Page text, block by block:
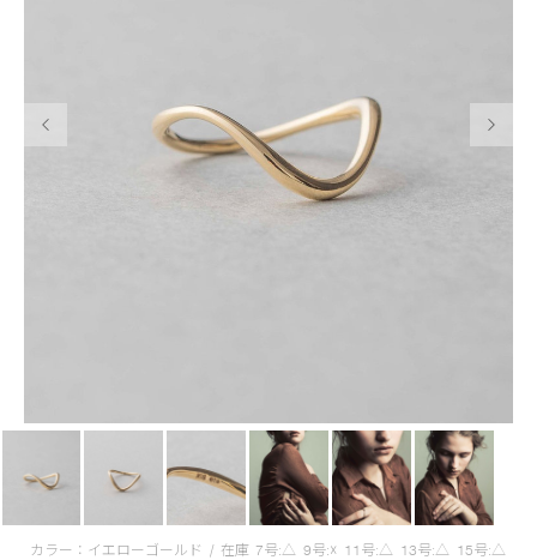
カラー：イエローゴールド / 在庫 7号:△ 9号:☓ 11号:△ 13号:△ 15号:△